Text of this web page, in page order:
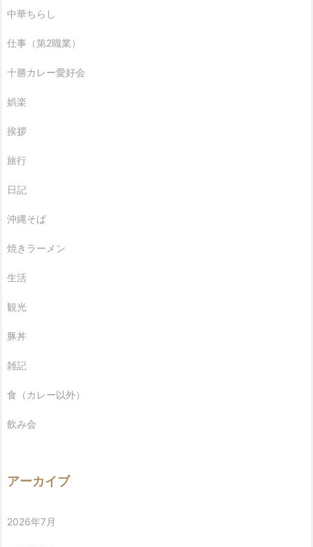
中華ちらし
仕事（第2職業）
十勝カレー愛好会
娯楽
挨拶
旅行
日記
沖縄そば
焼きラーメン
生活
観光
豚丼
雑記
食（カレー以外）
飲み会
アーカイブ
2026年7月